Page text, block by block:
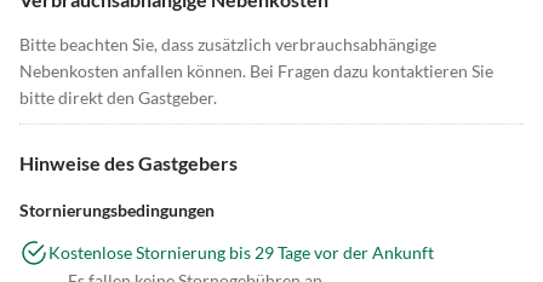
Bitte beachten Sie, dass zusätzlich verbrauchsabhängige
Nebenkosten anfallen können. Bei Fragen dazu kontaktieren Sie
bitte direkt den Gastgeber.
Hinweise des Gastgebers
Stornierungsbedingungen
Kostenlose Stornierung bis 29 Tage vor der Ankunft